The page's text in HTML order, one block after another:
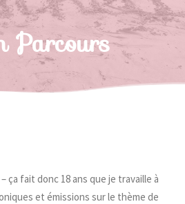
ça fait donc 18 ans que je travaille à
et émissions sur le thème de